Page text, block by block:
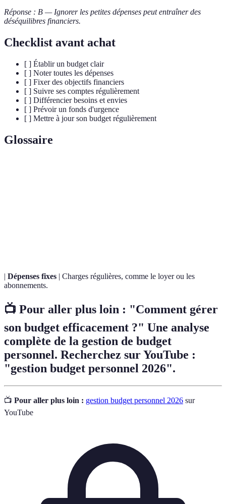
Réponse : B — Ignorer les petites dépenses peut entraîner des
déséquilibres financiers.
Checklist avant achat
[ ] Établir un budget clair
[ ] Noter toutes les dépenses
[ ] Fixer des objectifs financiers
[ ] Suivre ses comptes régulièrement
[ ] Différencier besoins et envies
[ ] Prévoir un fonds d'urgence
[ ] Mettre à jour son budget régulièrement
Glossaire
| Dépenses fixes | Charges régulières, comme le loyer ou les
abonnements.
📺 Pour aller plus loin : "Comment gérer
son budget efficacement ?" Une analyse
complète de la gestion de budget
personnel. Recherchez sur YouTube :
"gestion budget personnel 2026".
📺 Pour aller plus loin : gestion budget personnel 2026 sur
YouTube